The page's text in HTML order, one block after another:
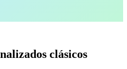
clásicos